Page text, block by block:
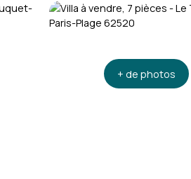
+ de photos